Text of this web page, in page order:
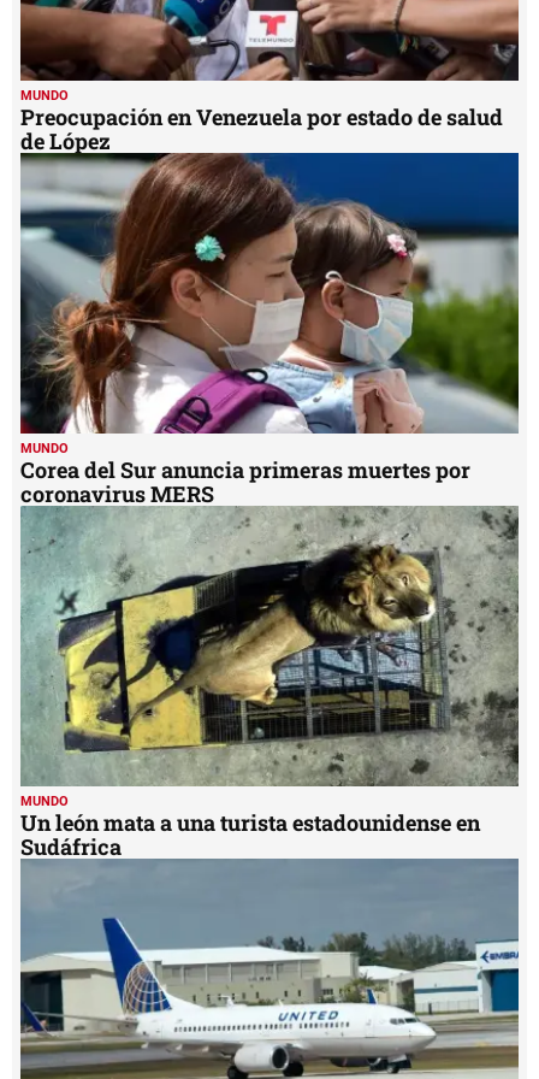
MUNDO
Preocupación en Venezuela por estado de salud
de López
MUNDO
Corea del Sur anuncia primeras muertes por
coronavirus MERS
MUNDO
Un león mata a una turista estadounidense en
Sudáfrica